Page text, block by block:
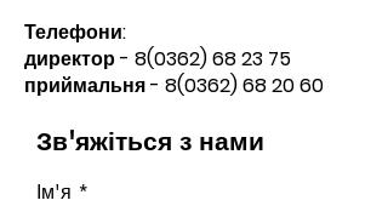
Телефони:​
директор - 8(0362) 68 23 75
приймальня - 8(0362) 68 20 60
Зв'яжіться з нами
Ім'я